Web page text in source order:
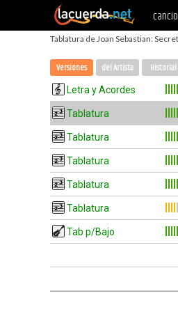
Tablatura de Joan Sebastian:
Versiones del Artista Historial
Letra y Acordes
Tablatura
Tablatura
Tablatura
Tablatura
Tablatura
Tab p/Bajo